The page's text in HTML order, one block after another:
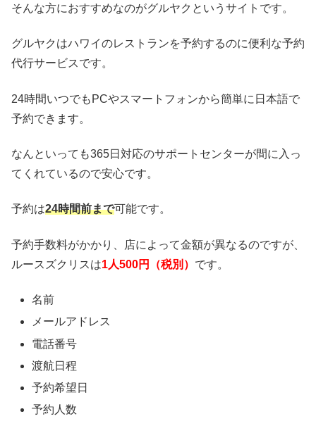
そんな方におすすめなのがグルヤクというサイトです。
グルヤクはハワイのレストランを予約するのに便利な予約
代行サービスです。
24時間いつでもPCやスマートフォンから簡単に日本語で
予約できます。
なんといっても365日対応のサポートセンターが間に入っ
てくれているので安心です。
予約は24時間前まで可能です。
予約手数料がかかり、店によって金額が異なるのですが、
ルースズクリスは1人500円（税別） です。
名前
メールアドレス
電話番号
渡航日程
予約希望日
予約人数